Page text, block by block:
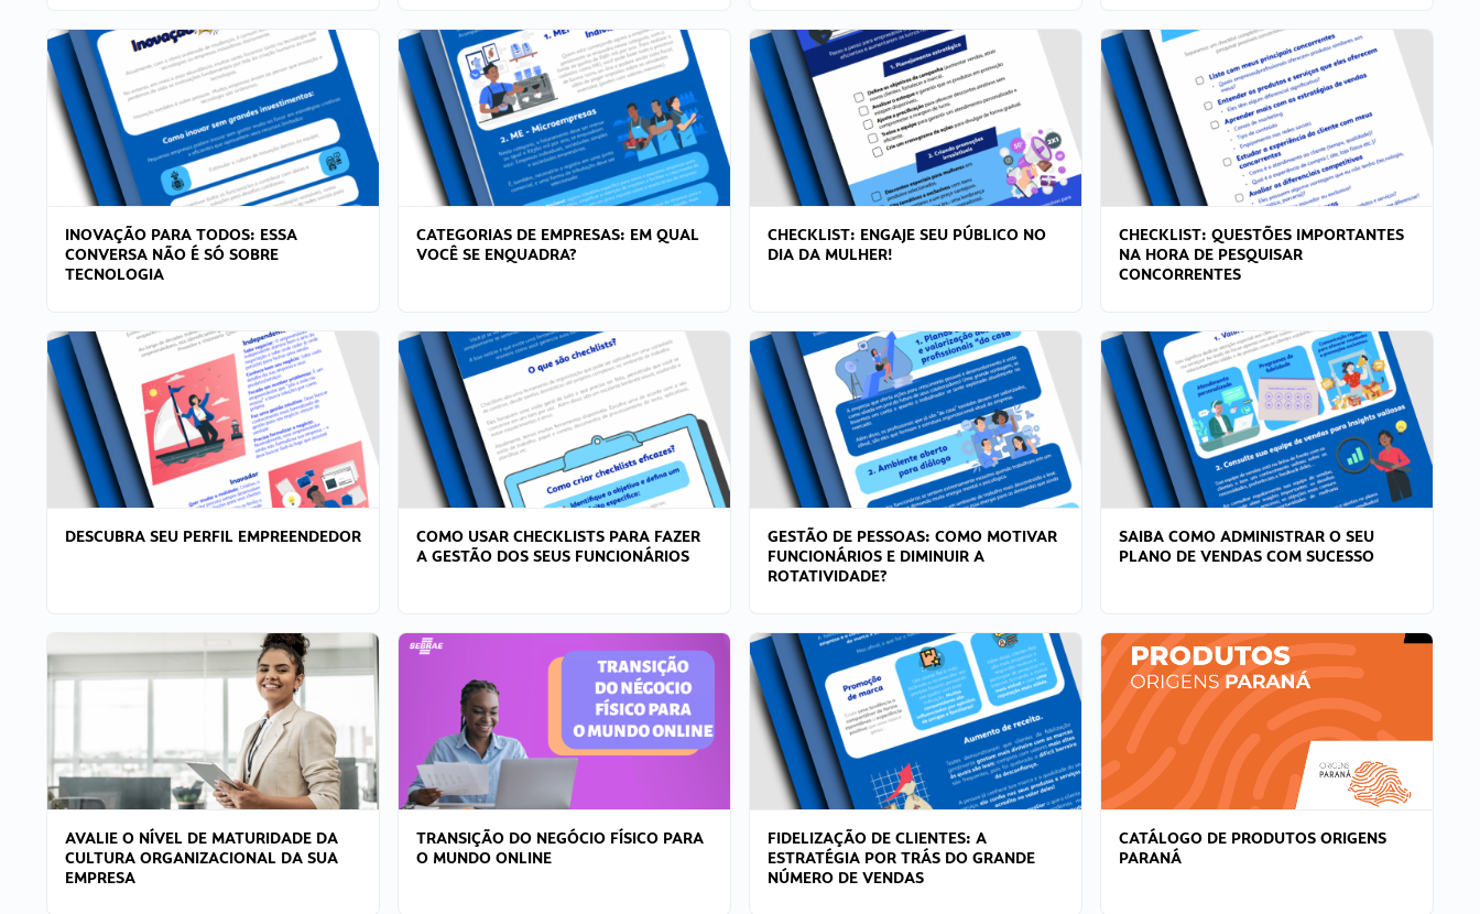
INOVAÇÃO PARA TODOS: ESSA
CONVERSA NÃO É SÓ SOBRE
TECNOLOGIA
CATEGORIAS DE EMPRESAS: EM QUAL
VOCÊ SE ENQUADRA?
CHECKLIST: ENGAJE SEU PÚBLICO NO
DIA DA MULHER!
CHECKLIST: QUESTÕES IMPORTANTES
NA HORA DE PESQUISAR
CONCORRENTES
DESCUBRA SEU PERFIL EMPREENDEDOR
COMO USAR CHECKLISTS PARA FAZER
A GESTÃO DOS SEUS FUNCIONÁRIOS
GESTÃO DE PESSOAS: COMO MOTIVAR
FUNCIONÁRIOS E DIMINUIR A
ROTATIVIDADE?
SAIBA COMO ADMINISTRAR O SEU
PLANO DE VENDAS COM SUCESSO
AVALIE O NÍVEL DE MATURIDADE DA
CULTURA ORGANIZACIONAL DA SUA
EMPRESA
TRANSIÇÃO DO NEGÓCIO FÍSICO PARA
O MUNDO ONLINE
FIDELIZAÇÃO DE CLIENTES: A
ESTRATÉGIA POR TRÁS DO GRANDE
NÚMERO DE VENDAS
CATÁLOGO DE PRODUTOS ORIGENS
PARANÁ